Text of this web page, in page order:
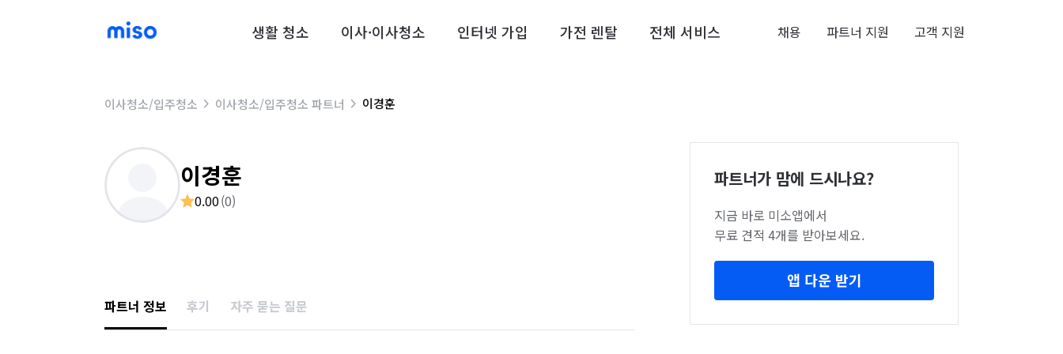
생활 청소 이사·이사청소 인터넷 가입 가전 렌탈 전체 서비스 채용 파트너 지원 고객 지원
이사청소/입주청소 이사청소/입주청소 파트너 이경훈
이경훈
0.00(0)
파트너 정보 후기 자주 묻는 질문
파트너가 맘에 드시나요?
지금 바로 미소앱에서
무료 견적 4개를 받아보세요.
앱 다운 받기